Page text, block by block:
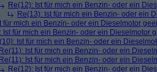
Re(12): Ist für mich ein Benzin- oder ein
Re(13): Ist für mich ein Benzin- oder ein
für mich ein Benzin- oder ein Dieselmotor
Ist für mich ein Benzin- oder ein Dieselmotor
Ist für mich ein Benzin- oder ein
Re(11): Ist für mich ein Benzin- oder ein
Re(11): Ist für mich ein Benzin- oder ein
Re(12): Ist für mich ein Benzin- oder ein